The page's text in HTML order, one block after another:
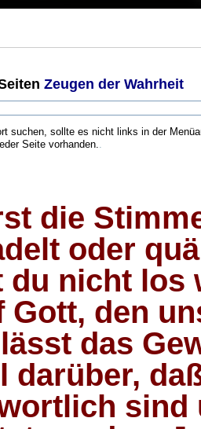
Zeugen der Wahrheit
suchen, sollte es nicht links in der
Seite vorhanden.
die
oder
du nicht los
Gott, den
das
darüber,
sind